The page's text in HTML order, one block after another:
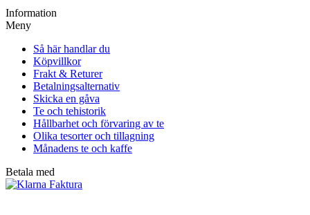
Information
Meny
Så här handlar du
Köpvillkor
Frakt & Returer
Betalningsalternativ
Skicka en gåva
Te och tehistorik
Hållbarhet och förvaring av te
Olika tesorter och tillagning
Månadens te och kaffe
Betala med